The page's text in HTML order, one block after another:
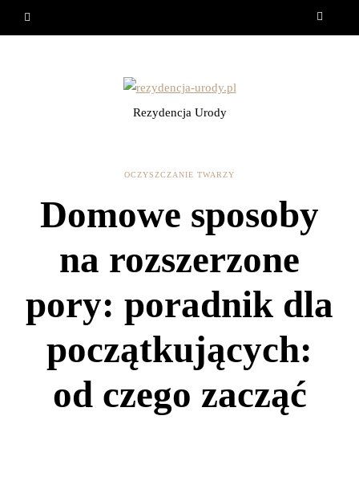
Rezydencja Urody
OCZYSZCZANIE TWARZY
Domowe sposoby
na rozszerzone
pory: poradnik dla
początkujących:
od czego zacząć